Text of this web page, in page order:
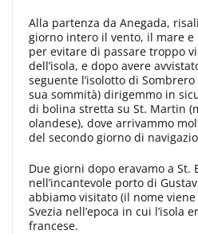
Alla partenza da Anega­da,
giorno intero il vento, il mare
per evitare di passare troppo
del­l’isola, e dopo avere
seguente l’isolotto di Sombrero
sua sommità) dirigemmo in
di bolina stretta su St. Martin
olandese), dove arrivammo
del secondo giorno di
Due giorni dopo erava­mo a St.
nell’incantevole porto di
abbiamo visitato (il nome
Svezia nell’epoca in cui l’isola
france­se.